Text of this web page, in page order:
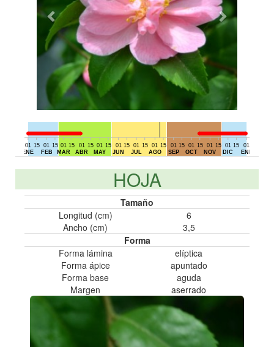
01
ENE
15
01
FEB
15 01
MAR
15
01
ABR
15 01
MAY
15
01
JUN
15
01
JUL
15
01
AGO
15
01
SEP
15
01
OCT
15
01
NOV
15 01
DIC
15
01
ENE
HOJA
Tamaño
Longitud (cm)
6
Ancho (cm)
3,5
Forma
Forma lámina
elí­ptica
Forma ápice
apuntado
Forma base
aguda
Margen
aserrado